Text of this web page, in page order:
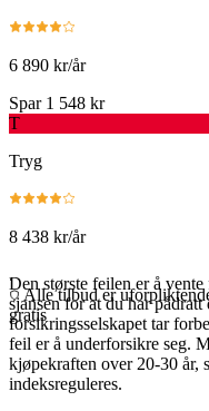
6 890 kr/år
Spar 1 548 kr
T
Tryg
8 438 kr/år
.
Alle tilbud er
gratis
Den største feilen er å
sjansen for at du har
forsikringsselskapet tar
feil er å underforsikre seg.
kjøpekraften over 20-30 år,
indeksreguleres.